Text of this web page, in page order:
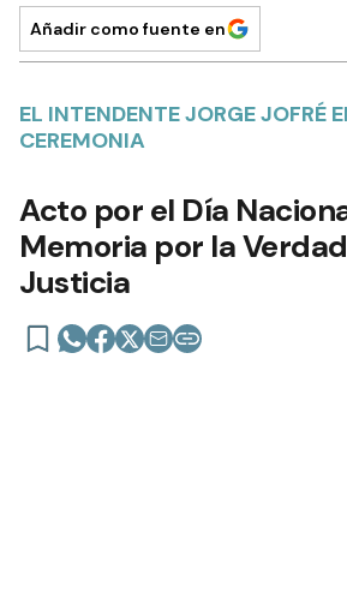
Añadir como fuente en
EL INTENDENTE JORGE JOFRÉ
CEREMONIA
Acto por el Día
Memoria por la
Justicia